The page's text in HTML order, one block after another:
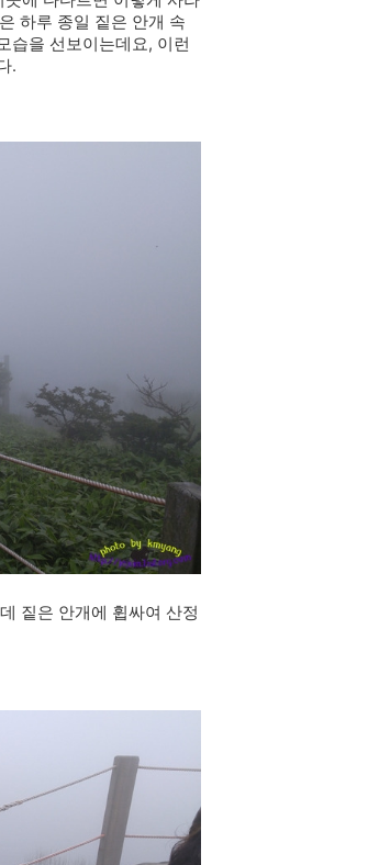
하루 종일 짙은 안개 속
습을 선보이는데요, 이런
.
짙은 안개에 휩싸여 산정